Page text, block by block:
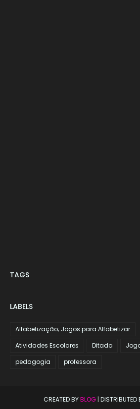
TAGS
LABELS
Alfabetização; Jogos para Alfabetizar
Atividades Escolares
Ditado
pedagogia
professora
CREATED BYBLOG | DISTRIBUTED